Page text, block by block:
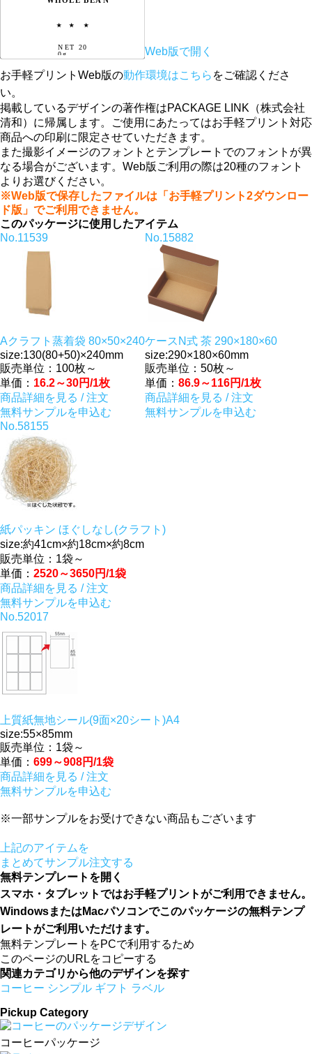
Web版で開く
お手軽プリントWeb版の動作環境はこちら をご確認くださ
い。
掲載しているデザインの著作権はPACKAGE LINK（株式会社
清和）に帰属します。ご使用にあたってはお手軽プリント対応
商品への印刷に限定させていただきます。
また撮影イメージのフォントとテンプレートでのフォントが異
なる場合がございます。Web版ご利用の際は20種のフォント
よりお選びください。
※Web版で保存したファイルは「お手軽プリント2ダウンロー
ド版」でご利用できません。
このパッケージに使用したアイテム
No.11539
Aクラフト蒸着袋 80×50×240
size:130(80+50)×240mm
販売単位：100枚～
単価： 16.2～30円/1枚
商品詳細を見る / 注文
無料サンプルを申込む
No.15882
ケースN式 茶 290×180×60
size:290×180×60mm
販売単位：50枚～
単価： 86.9～116円/1枚
商品詳細を見る / 注文
無料サンプルを申込む
No.58155
紙パッキン ほぐしなし(クラフト)
size:約41cm×約18cm×約8cm
販売単位：1袋～
単価： 2520～3650円/1袋
商品詳細を見る / 注文
無料サンプルを申込む
No.52017
上質紙無地シール(9面×20シート)A4
size:55×85mm
販売単位：1袋～
単価： 699～908円/1袋
商品詳細を見る / 注文
無料サンプルを申込む
※一部サンプルをお受けできない商品もございます
上記のアイテムを
まとめてサンプル注文する
無料テンプレートを開く
スマホ・タブレットではお手軽プリントがご利用できません。
WindowsまたはMacパソコンでこのパッケージの無料テンプ
レートがご利用いただけます。
無料テンプレートをPCで利用するため
このページのURLをコピーする
関連カテゴリから他のデザインを探す
コーヒー シンプル ギフト ラベル
Pickup Category
コーヒーパッケージ